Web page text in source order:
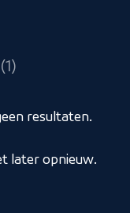
1
resultaten.
later opnieuw.